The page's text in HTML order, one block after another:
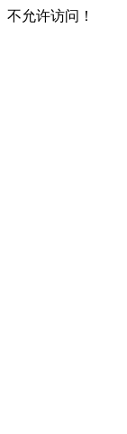
不允许访问！